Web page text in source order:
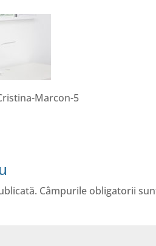
Marcon-5
Câmpurile obligatorii